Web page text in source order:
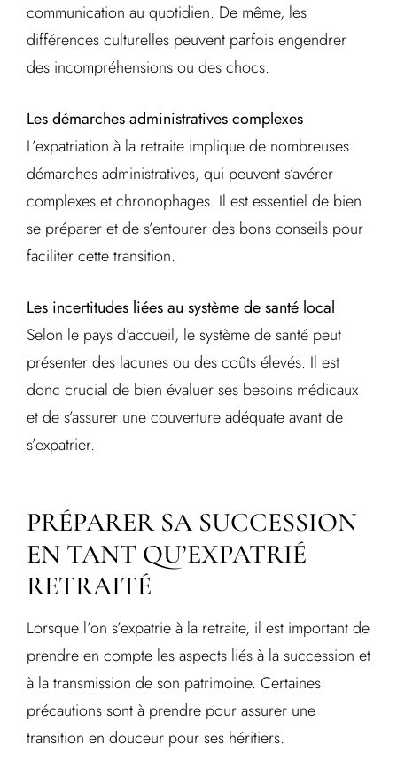
communication au quotidien. De même, les
différences culturelles peuvent parfois engendrer
des incompréhensions ou des chocs.
Les démarches administratives complexes
L’expatriation à la retraite implique de nombreuses
démarches administratives, qui peuvent s’avérer
complexes et chronophages. Il est essentiel de bien
se préparer et de s’entourer des bons conseils pour
faciliter cette transition.
Les incertitudes liées au système de santé local
Selon le pays d’accueil, le système de santé peut
présenter des lacunes ou des coûts élevés. Il est
donc crucial de bien évaluer ses besoins médicaux
et de s’assurer une couverture adéquate avant de
s’expatrier.
PRÉPARER SA SUCCESSION
EN TANT QU’EXPATRIÉ
RETRAITÉ
Lorsque l’on s’expatrie à la retraite, il est important de
prendre en compte les aspects liés à la succession et
à la transmission de son patrimoine. Certaines
précautions sont à prendre pour assurer une
transition en douceur pour ses héritiers.